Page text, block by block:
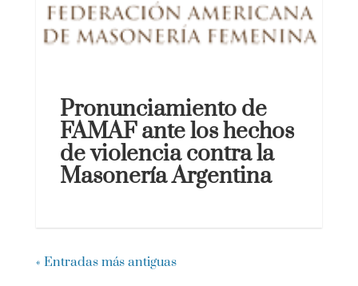
Pronunciamiento de
FAMAF ante los hechos
de violencia contra la
Masonería Argentina
« Entradas más antiguas